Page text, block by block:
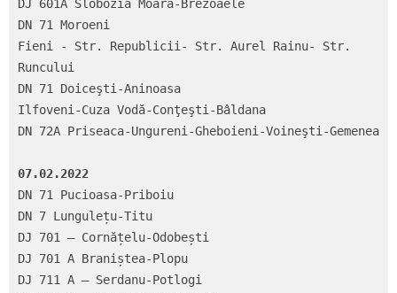
DJ 601A Slobozia Moară-Brezoaele
DN 71 Moroeni
Fieni - Str. Republicii- Str. Aurel Rainu- Str.
Runcului
DN 71 Doiceşti-Aninoasa
Ilfoveni-Cuza Vodă-Conţeşti-Bâldana
DN 72A Priseaca-Ungureni-Gheboieni-Voineşti-Gemenea
07.02.2022
DN 71 Pucioasa-Priboiu
DN 7 Lungulețu-Titu
DJ 701 – Cornățelu-Odobești
DJ 701 A Braniștea-Plopu
DJ 711 A – Serdanu-Potlogi